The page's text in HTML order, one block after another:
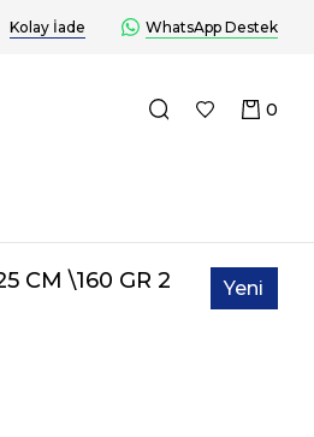
Kolay İade WhatsApp Destek
0
CM \160 GR 2
Yeni